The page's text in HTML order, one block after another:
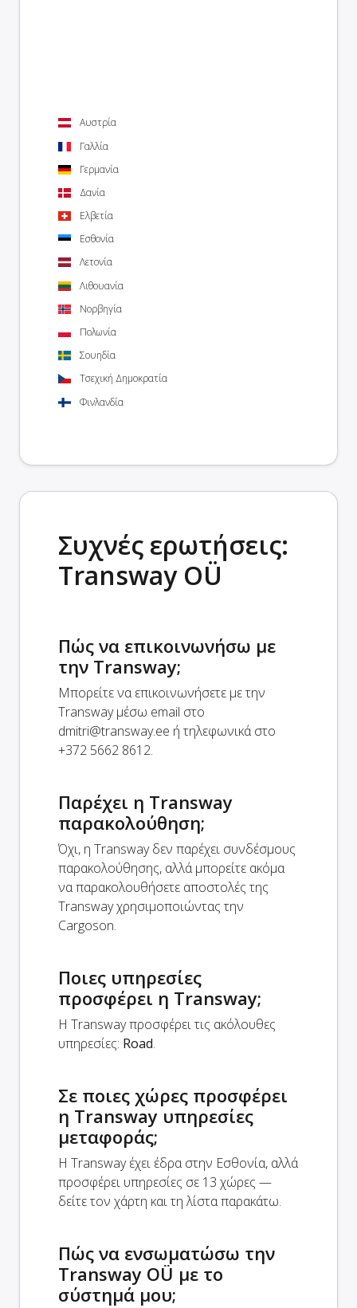
Αυστρία
Γαλλία
Γερμανία
Δανία
Ελβετία
Εσθονία
Λετονία
Λιθουανία
Νορβηγία
Πολωνία
Σουηδία
Τσεχική Δημοκρατία
Φινλανδία
Συχνές ερωτήσεις:
Transway OÜ
Πώς να επικοινωνήσω με
την Transway;
Μπορείτε να επικοινωνήσετε με την
Transway μέσω email στο
dmitri@transway.ee ή τηλεφωνικά στο
+372 5662 8612.
Παρέχει η Transway
παρακολούθηση;
Όχι, η Transway δεν παρέχει συνδέσμους
παρακολούθησης, αλλά μπορείτε ακόμα
να παρακολουθήσετε αποστολές της
Transway χρησιμοποιώντας την
Cargoson.
Ποιες υπηρεσίες
προσφέρει η Transway;
Η Transway προσφέρει τις ακόλουθες
υπηρεσίες: Road.
Σε ποιες χώρες προσφέρει
η Transway υπηρεσίες
μεταφοράς;
Η Transway έχει έδρα στην Εσθονία, αλλά
προσφέρει υπηρεσίες σε 13 χώρες —
δείτε τον χάρτη και τη λίστα παρακάτω.
Πώς να ενσωματώσω την
Transway OÜ με το
σύστημά μου;